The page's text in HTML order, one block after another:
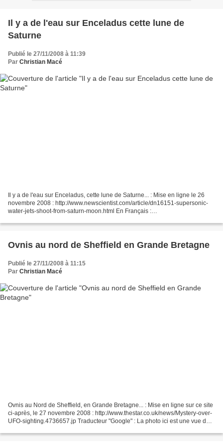
Il y a de l'eau sur Enceladus cette lune de
Saturne
Publié le 27/11/2008 à 11:39
Par Christian Macé
Il y a de l'eau sur Enceladus, cette lune de Saturne... : Mise en ligne le 26
novembre 2008 : http://www.newscientist.com/article/dn16151-supersonic-
water-jets-shoot-from-saturn-moon.html En Français :
u=http%3A%2F%2Fwww.newscientist.com%2Farticle%2Fdn16151-
moon.html&sl=en&tl=fr&hl=fr&ie=UTF-8...
Ovnis au nord de Sheffield en Grande Bretagne
Publié le 27/11/2008 à 11:15
Par Christian Macé
Ovnis au Nord de Sheffield, en Grande Bretagne... : Mise en ligne sur ce site
ci-après, le 27 novembre 2008 : http://www.thestar.co.uk/news/Mystery-over-
UFO-sighting.4736657.jp Traducteur "Google" : La photo ici est une vue de